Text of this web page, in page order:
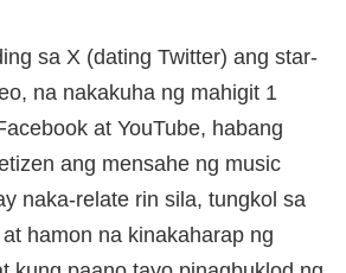
sa X (dating Twitter) ang star-
na nakakuha ng mahigit 1
at YouTube, habang
ang mensahe ng music
naka-relate rin sila, tungkol sa
hamon na kinakaharap ng